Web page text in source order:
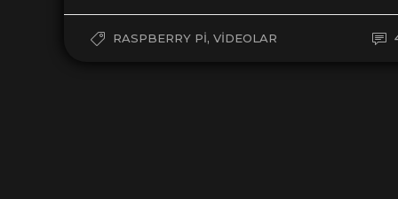
RASPBERRY PI, VIDEOLAR